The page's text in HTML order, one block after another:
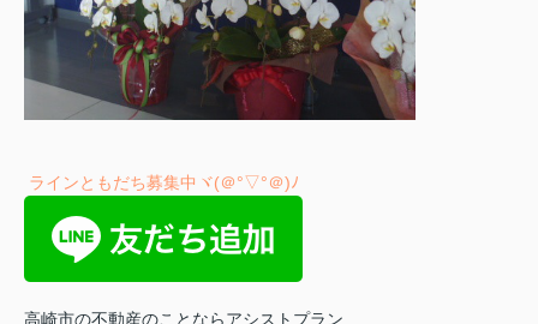
ラインともだち募集中ヾ(＠°▽°＠)ﾉ
高崎市の不動産のことならアシストプラン